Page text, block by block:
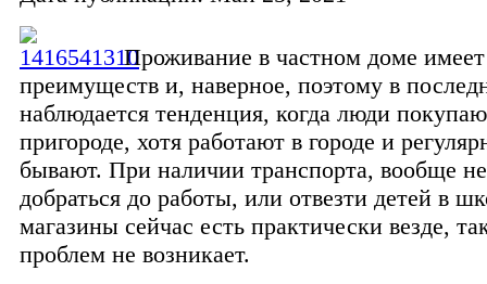
Проживание в частном доме
преимуществ и, наверное, поэтому в
наблюдается тенденция, когда люди
пригороде, хотя работают в городе и
бывают. При наличии транспорта, вообще
добраться до работы, или отвезти детей в
магазины сейчас есть практически везде,
проблем не возникает.